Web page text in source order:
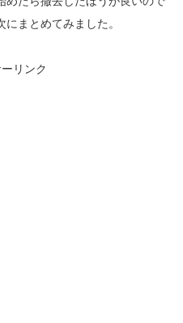
まとめてみました。
リンク